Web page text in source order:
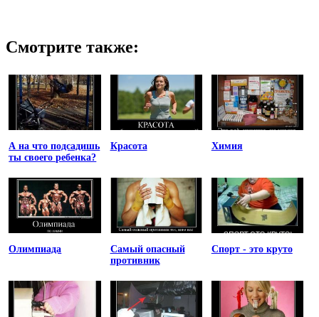
Смотрите также:
А на что подсадишь
ты своего ребенка?
Красота Химия
Олимпиада
Самый опасный
противник
Спорт - это круто